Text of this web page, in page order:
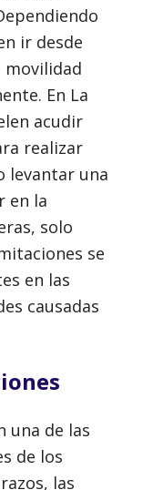
ir desde
En La
acudir
realizar
levantar una
en la
solo
se
en las
causadas
una de las
de los
las